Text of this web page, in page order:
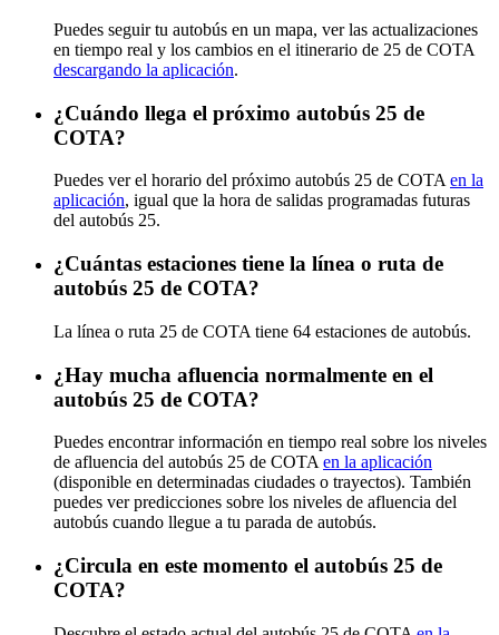
Puedes seguir tu autobús en un mapa, ver las actualizaciones
en tiempo real y los cambios en el itinerario de 25 de COTA
descargando la aplicación.
¿Cuándo llega el próximo autobús 25 de
COTA?
Puedes ver el horario del próximo autobús 25 de COTA en la
aplicación, igual que la hora de salidas programadas futuras
del autobús 25.
¿Cuántas estaciones tiene la línea o ruta de
autobús 25 de COTA?
La línea o ruta 25 de COTA tiene 64 estaciones de autobús.
¿Hay mucha afluencia normalmente en el
autobús 25 de COTA?
Puedes encontrar información en tiempo real sobre los niveles
de afluencia del autobús 25 de COTA en la aplicación
(disponible en determinadas ciudades o trayectos). También
puedes ver predicciones sobre los niveles de afluencia del
autobús cuando llegue a tu parada de autobús.
¿Circula en este momento el autobús 25 de
COTA?